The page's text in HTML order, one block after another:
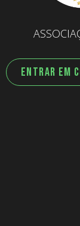
ENTRAR EM